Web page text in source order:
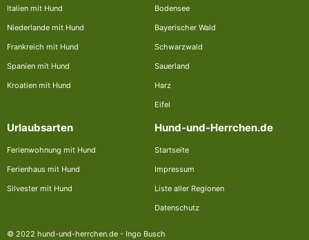
Italien mit Hund
Niederlande mit Hund
Frankreich mit Hund
Spanien mit Hund
Kroatien mit Hund
Bodensee
Bayerischer Wald
Schwarzwald
Sauerland
Harz
Eifel
Urlaubsarten
Ferienwohnung mit Hund
Ferienhaus mit Hund
Silvester mit Hund
Hund-und-Herrchen.de
Startseite
Impressum
Liste aller Regionen
Datenschutz
© 2022 hund-und-herrchen.de - Ingo Busch